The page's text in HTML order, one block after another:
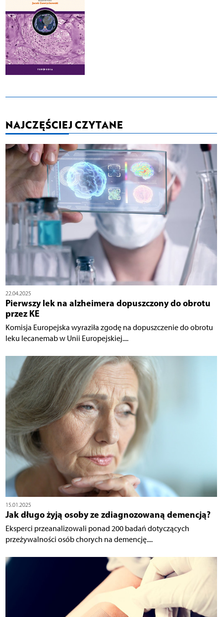
NAJCZĘŚCIEJ CZYTANE
22.04.2025
Pierwszy lek na alzheimera dopuszczony do obrotu
przez KE
Komisja Europejska wyraziła zgodę na dopuszczenie do obrotu
leku lecanemab w Unii Europejskiej....
15.01.2025
Jak długo żyją osoby ze zdiagnozowaną demencją?
Eksperci przeanalizowali ponad 200 badań dotyczących
przeżywalności osób chorych na demencję....